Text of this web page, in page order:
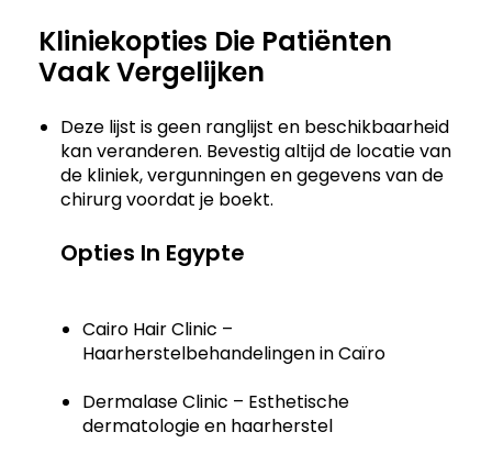
Kliniekopties Die Patiënten
Vaak Vergelijken
Deze lijst is geen ranglijst en beschikbaarheid
kan veranderen. Bevestig altijd de locatie van
de kliniek, vergunningen en gegevens van de
chirurg voordat je boekt.
Opties In Egypte
Cairo Hair Clinic –
Haarherstelbehandelingen in Caïro
Dermalase Clinic – Esthetische
dermatologie en haarherstel